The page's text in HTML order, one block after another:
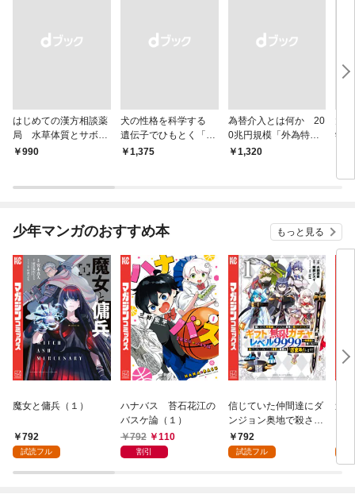
はじめての漢方相談薬
局 水草体質とサボテ
ン体質
￥990
犬の性格を科学する
遺伝子でひもとく「最
良の友」の進化
￥1,375
為替介入とは何か 20
0兆円規模「外為特
会」が生まれた謎
￥1,320
学
少年マンガのおすすめ本 もっと見る
魔女と傭兵（１）
792
試読フル
ハナバス 苔石花江の
バスケ論（１）
792
110
割引
信じていた仲間達にダ
ンジョン奥地で殺され
かけたがギフト『無限
ガチャ』でレベル９９
792
試読フル
追
強
～